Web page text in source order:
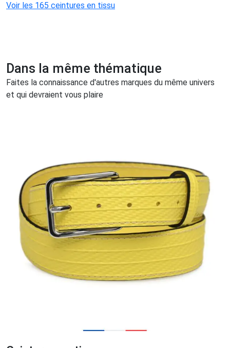
Voir les 165 ceintures en tissu
Dans la même thématique
Faites la connaissance d'autres marques du même univers
et qui devraient vous plaire